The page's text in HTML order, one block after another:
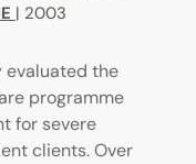
| 2003
evaluated the
programme
for severe
clients. Over